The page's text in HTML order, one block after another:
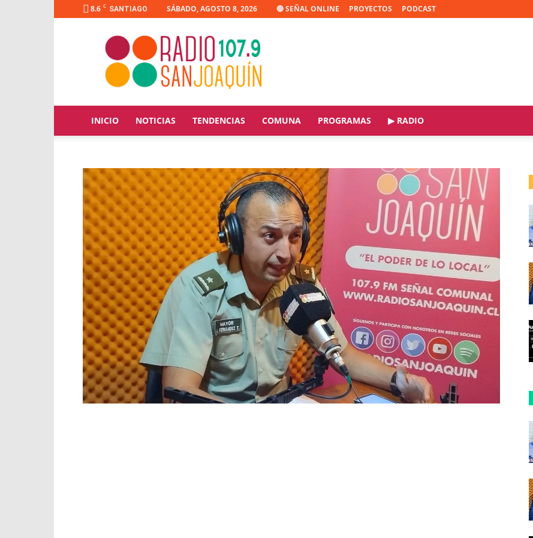
8.6 C SANTIAGO SÁBADO, AGOSTO 8, 2026 🔴 SEÑAL ONLINE PROYECTOS PODCAST
Radio
Joaquín
INICIO NOTICIAS TENDENCIAS COMUNA PROGRAMAS ▶ RADIO